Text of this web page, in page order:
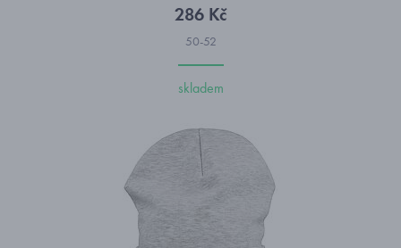
286 Kč
50-52
skladem